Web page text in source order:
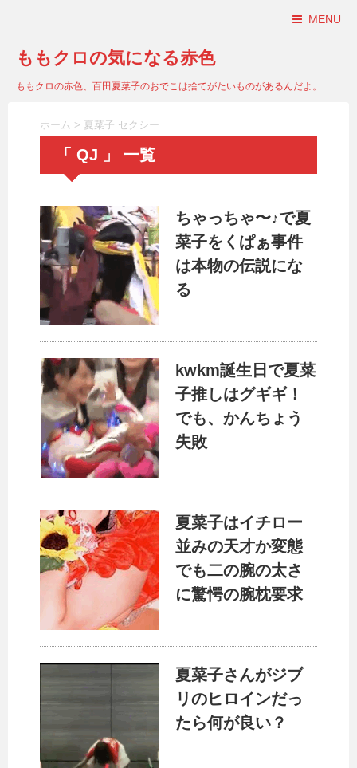
MENU
ももクロの気になる赤色
ももクロの赤色、百田夏菜子のおでこは捨てがたいものがあるんだよ。
ホーム > 夏菜子 セクシー
「 QJ 」 一覧
ちゃっちゃ〜♪で夏
菜子をくぱぁ事件
は本物の伝説にな
る
kwkm誕生日で夏菜
子推しはグギギ！
でも、かんちょう
失敗
夏菜子はイチロー
並みの天才か変態
でも二の腕の太さ
に驚愕の腕枕要求
夏菜子さんがジブ
リのヒロインだっ
たら何が良い？